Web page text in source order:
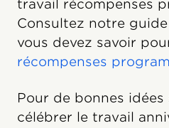
travail récompenses
Consultez notre
vous devez savoir
récompenses
Pour de bonnes
célébrer le travail